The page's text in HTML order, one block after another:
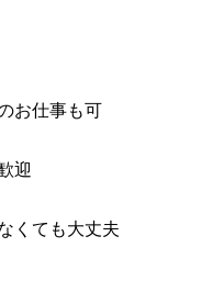
お仕事も可
迎
くても大丈夫